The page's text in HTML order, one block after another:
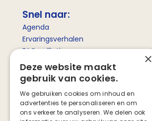
Snel naar:
Agenda
Ervaringsverhalen
FAQ palliatieve zorg
Betekenis palliatieve zorg
Social media
Facebook
Instagram
×
Deze website maakt
gebruik van cookies.
We gebruiken cookies om inhoud en
advertenties te personaliseren en om
ons verkeer te analyseren. We delen ook